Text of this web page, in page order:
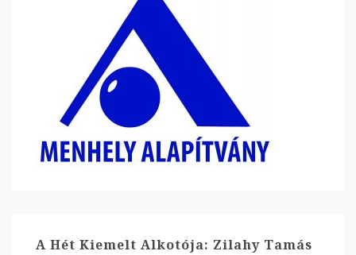
A Hét Kiemelt Alkotója: Zilahy Tamás